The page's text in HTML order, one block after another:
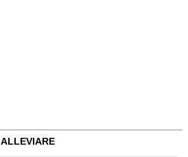
ALLEVIARE